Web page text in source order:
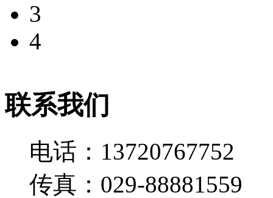
3
4
联系我们
电话：13720767752
传真：029-88881559